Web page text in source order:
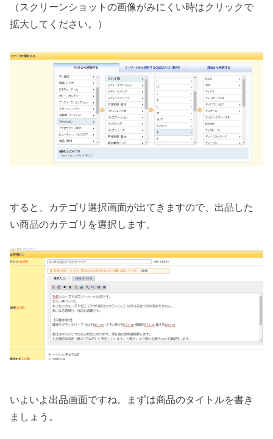
（スクリーンショットの画像がみにくい時はクリックで
拡大してください。）
すると、カテゴリ選択画面が出てきますので、出品した
い商品のカテゴリを選択します。
いよいよ出品画面ですね。まずは商品のタイトルを書き
ましょう。